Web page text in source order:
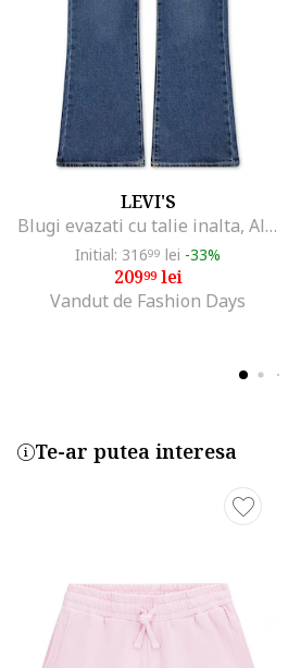
LEVI'S
Blugi evazati cu talie inalta, Albastru melange
Initial: 31699 lei -33%
20999lei
Vandut de Fashion Days
Te-ar putea interesa